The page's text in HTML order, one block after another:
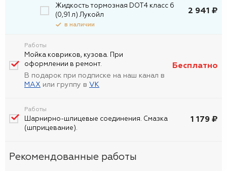
Жидкость тормозная DOT4 класс 6
(0,91 л) Лукойл
в наличии
2 941 ₽
Работы
Мойка ковриков, кузова. При
оформлении в ремонт.
В подарок при подписке на наш канал в
MAX или группу в VK
Бесплатно
Работы
Шарнирно-шлицевые соединения. Смазка
(шприцевание).
1 179 ₽
Рекомендованные работы